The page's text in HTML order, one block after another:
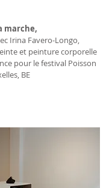
marche,
Irina Favero-Longo,
et peinture corporelle
pour le festival Poisson
BE